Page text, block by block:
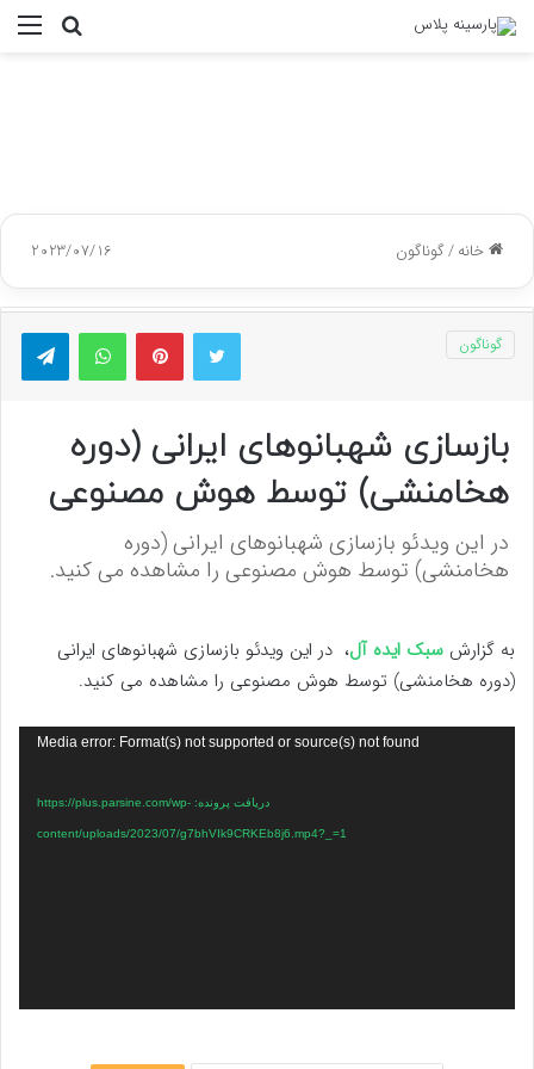
جستجو
خانه/گوناگون 2023/07/16
توییتر پینتریستواتس آپ
گوناگون
بازسازی شهبانوهای ایرانی (دوره
هخامنشی) توسط هوش مصنوعی
در این ویدئو بازسازی شهبانوهای ایرانی (دوره
هخامنشی) توسط هوش مصنوعی را مشاهده می کنید.
به گزارش سبک ایده آل، در این ویدئو بازسازی شهبانوهای ایرانی
(دوره هخامنشی) توسط هوش مصنوعی را مشاهده می کنید.
Media error: Format(s) not supported or source(s) not found
دریافت پرونده: https://plus.parsine.com/wp-
content/uploads/2023/07/g7bhVIk9CRKEb8j6.mp4?_=1